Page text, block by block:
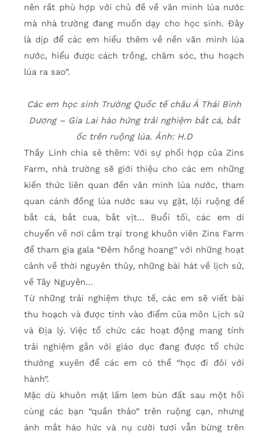
nên rất phù hợp với chủ đề về văn minh lúa nước
mà nhà trường đang muốn dạy cho học sinh. Đây
là dịp để các em hiểu thêm về nền văn minh lúa
nước, hiểu được cách trồng, chăm sóc, thu hoạch
lúa ra sao”.
Các em học sinh Trường Quốc tế châu Á Thái Bình
Dương – Gia Lai hào hứng trải nghiệm bắt cá, bắt
ốc trên ruộng lúa. Ảnh: H.D
Thầy Linh chia sẻ thêm: Với sự phối hợp của Zins
Farm, nhà trường sẽ giới thiệu cho các em những
kiến thức liên quan đến văn minh lúa nước, tham
quan cánh đồng lúa nước sau vụ gặt, lội ruộng để
bắt cá, bắt cua, bắt vịt… Buổi tối, các em di
chuyển về nơi cắm trại trong khuôn viên Zins Farm
để tham gia gala “Đêm hồng hoang” với những hoạt
cảnh về thời nguyên thủy, những bài hát về lịch sử,
về Tây Nguyên…
Từ những trải nghiệm thực tế, các em sẽ viết bài
thu hoạch và được tính vào điểm của môn Lịch sử
và Địa lý. Việc tổ chức các hoạt động mang tính
trải nghiệm gắn với giáo dục đang được tổ chức
thường xuyên để các em có thể “học đi đôi với
hành”.
Mặc dù khuôn mặt lấm lem bùn đất sau một hồi
cùng các bạn “quần thảo” trên ruộng cạn, nhưng
ánh mắt háo hức và nụ cười tươi vẫn bừng trên